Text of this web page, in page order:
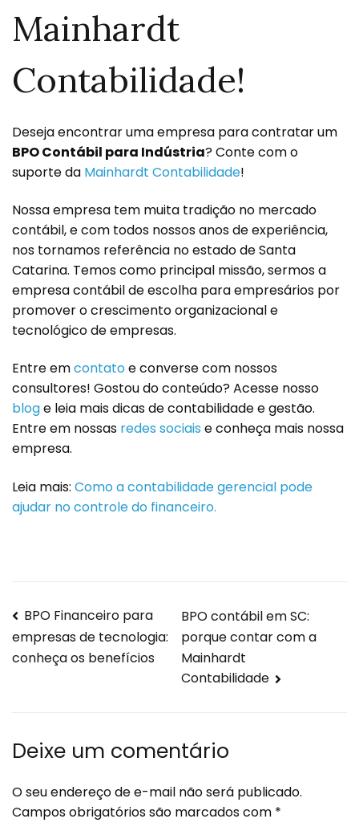
Mainhardt
Contabilidade!
Deseja encontrar uma empresa para contratar um
BPO Contábil para Indústria? Conte com o
suporte da Mainhardt Contabilidade!
Nossa empresa tem muita tradição no mercado
contábil, e com todos nossos anos de experiência,
nos tornamos referência no estado de Santa
Catarina. Temos como principal missão, sermos a
empresa contábil de escolha para empresários por
promover o crescimento organizacional e
tecnológico de empresas.
Entre emcontatoe converse com nossos
consultores! Gostou do conteúdo? Acesse nosso
bloge leia mais dicas de contabilidade e gestão.
Entre em nossas redes sociais e conheça mais nossa
empresa.
Leia mais: Como a contabilidade gerencial pode
ajudar no controle do financeiro.
BPO Financeiro para
empresas de tecnologia:
conheça os benefícios
BPO contábil em SC:
porque contar com a
Mainhardt
Contabilidade
Deixe um comentário
O seu endereço de e-mail não será publicado.
Campos obrigatórios são marcados com *